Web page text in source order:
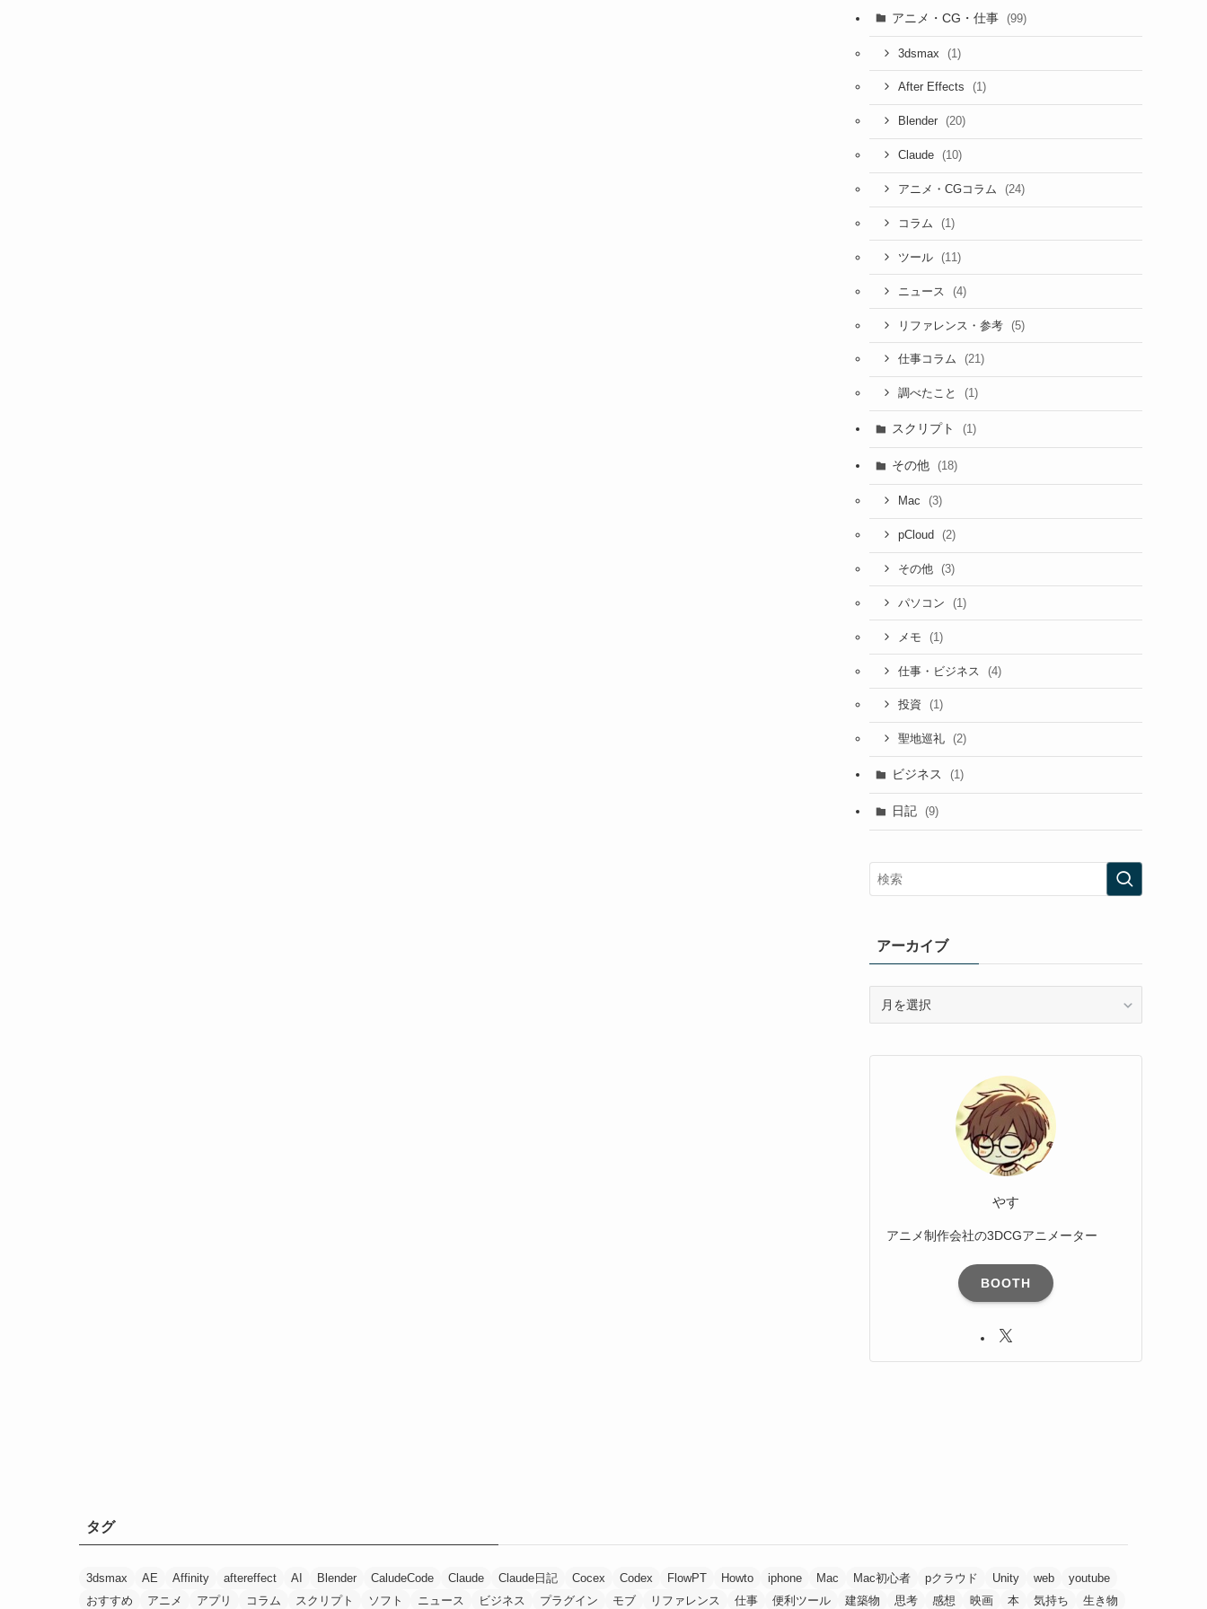
アニメ・CG・仕事 (99)
3dsmax (1)
After Effects (1)
Blender (20)
Claude (10)
アニメ・CGコラム (24)
コラム (1)
ツール (11)
ニュース (4)
リファレンス・参考 (5)
仕事コラム (21)
調べたこと (1)
スクリプト (1)
その他 (18)
Mac (3)
pCloud (2)
その他 (3)
パソコン (1)
メモ (1)
仕事・ビジネス (4)
投資 (1)
聖地巡礼 (2)
ビジネス (1)
日記 (9)
アーカイブ
イ
やす
アニメ制作会社の3DCGアニメーター
BOOTH
タグ
3dsmax AE Affinity aftereffect AI Blender CaludeCode Claude Claude日記 Cocex Codex FlowPT Howto iphone Mac Mac初心者 pクラウド Unity web
youtube
おすすめ
アニメ アプリ コラム スクリプト ソフト ニュース ビジネス プラグイン モブ リファレンス 仕事 便利ツール 建築物 思考 感想 映画 本 気持ち 生き物